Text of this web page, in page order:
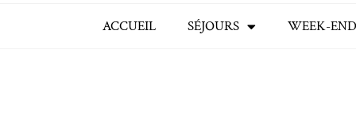
ACCUEIL SÉJOURS WEEK-